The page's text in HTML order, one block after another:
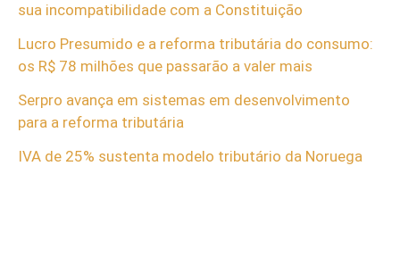
sua incompatibilidade com a Constituição
Lucro Presumido e a reforma tributária do consumo:
os R$ 78 milhões que passarão a valer mais
Serpro avança em sistemas em desenvolvimento
para a reforma tributária
IVA de 25% sustenta modelo tributário da Noruega